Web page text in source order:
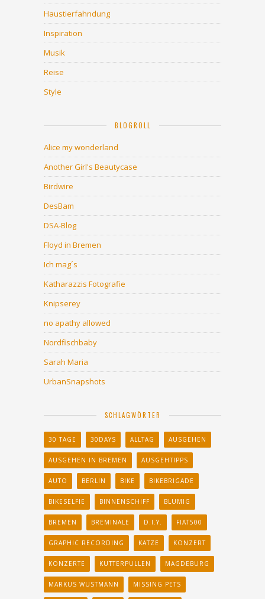
Haustierfahndung
Inspiration
Musik
Reise
Style
BLOGROLL
Alice my wonderland
Another Girl's Beautycase
Birdwire
DesBam
DSA-Blog
Floyd in Bremen
Ich mag´s
Katharazzis Fotografie
Knipserey
no apathy allowed
Nordfischbaby
Sarah Maria
UrbanSnapshots
SCHLAGWÖRTER
30 TAGE 30DAYS ALLTAG AUSGEHEN
AUSGEHEN IN BREMEN AUSGEHTIPPS
AUTO BERLIN BIKE BIKEBRIGADE
BIKESELFIE BINNENSCHIFF BLUMIG
BREMEN BREMINALE D.I.Y. FIAT500
GRAPHIC RECORDING KATZE KONZERT
KONZERTE KUTTERPULLEN MAGDEBURG
MARKUS WUSTMANN MISSING PETS